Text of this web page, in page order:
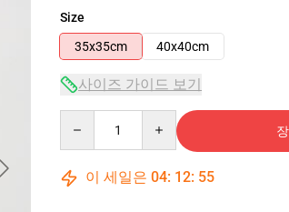
Size
35x35cm
40x40cm
사이즈 가이드 보기
이 세일은 04: 12: 54